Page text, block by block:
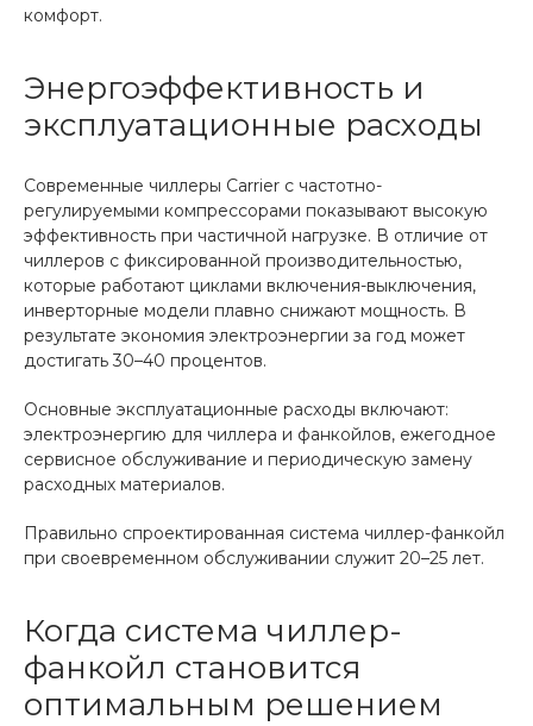
комфорт.
Энергоэффективность и
эксплуатационные расходы
Современные чиллеры Carrier с частотно-
регулируемыми компрессорами показывают высокую
эффективность при частичной нагрузке. В отличие от
чиллеров с фиксированной производительностью,
которые работают циклами включения-выключения,
инверторные модели плавно снижают мощность. В
результате экономия электроэнергии за год может
достигать 30–40 процентов.
Основные эксплуатационные расходы включают:
электроэнергию для чиллера и фанкойлов, ежегодное
сервисное обслуживание и периодическую замену
расходных материалов.
Правильно спроектированная система чиллер-фанкойл
при своевременном обслуживании служит 20–25 лет.
Когда система чиллер-
фанкойл становится
оптимальным решением